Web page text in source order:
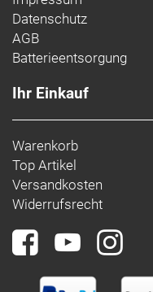
Datenschutz
AGB
Batterieentsorgung
Ihr Einkauf
Warenkorb
Top Artikel
Versandkosten
Widerrufsrecht